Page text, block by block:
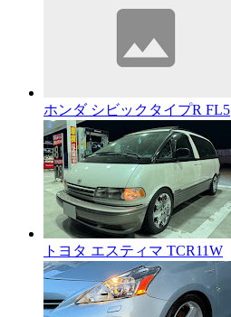
ホンダ シビックタイプR FL5
トヨタ エスティマ TCR11W